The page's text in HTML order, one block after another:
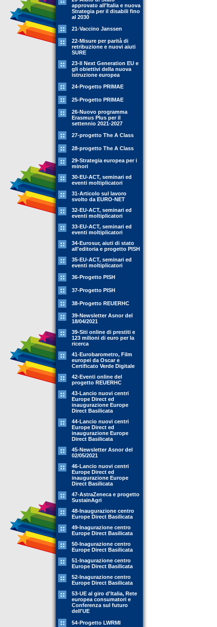
approvato all'Italia e nuova
Strategia per il disabili fino
al 2030
21-Vaccino Janssen
22-Misure per parità di
retribuzione e nuovi aiuti
SURE
23-Il Next Generation EU e
gli obiettivi della nuova
istruzione europea
24-Progetto PRIMAE
25-Progetto PRIMAE
26-Nuovo programma
Erasmus Plus per il
settennio 2021-2027
27-progetto The A Class
28-progetto The A Class
29-Strategia europea per i
minori
30-EU-ACT, seminari ed
eventi moltiplicatori
31-Articolo sul lavoro
svolto da EURO-NET
32-EU-ACT, seminari ed
eventi moltiplicatori
33-EU-ACT, seminari ed
eventi moltiplicatori
34-Eurosur, aiuti di stato
all'editoria e progetto PISH
35-EU-ACT, seminari ed
eventi moltiplicatori
36-Progetto PISH
37-Progetto PISH
38-Progetto REUERHC
39-Newsletter Asnor del
18/04/2021
39-Siti online di prestiti e
123 milioni di euro per la
ricerca
41-Eurobarometro, Film
europei da Oscar e
Certificato Verde Digitale
42-Eventi online del
progetto REUERHC
43-Lancio nuovi centri
Europe Direct ed
inaugurazione Europe
Direct Basilicata
44-Lancio nuovi centri
Europe Direct ed
inaugurazione Europe
Direct Basilicata
45-Newsletter Asnor del
02/05/2021
46-Lancio nuovi centri
Europe Direct ed
inaugurazione Europe
Direct Basilicata
47-AstraZeneca e progetto
SustainAgri
48-Inaugurazione centro
Europe Direct Basilicata
49-Inagurazione centro
Europe Direct Basilicata
50-Inagurazione centro
Europe Direct Basilicata
51-Inagurazione centro
Europe Direct Basilicata
52-Inagurazione centro
Europe Direct Basilicata
53-UE al giro d'Italia, Rete
europea consumatori e
Conferenza sul futuro
dell'UE
54-Progetto LWRMI